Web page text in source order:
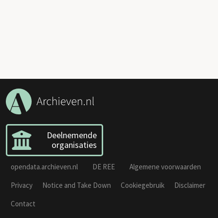
Deelnemende
organisaties
opendata.archieven.nl DE REE
Algemene voorwaarden
Privacy
Notice and Take Down Cookiegebruik
Disclaimer
Contact